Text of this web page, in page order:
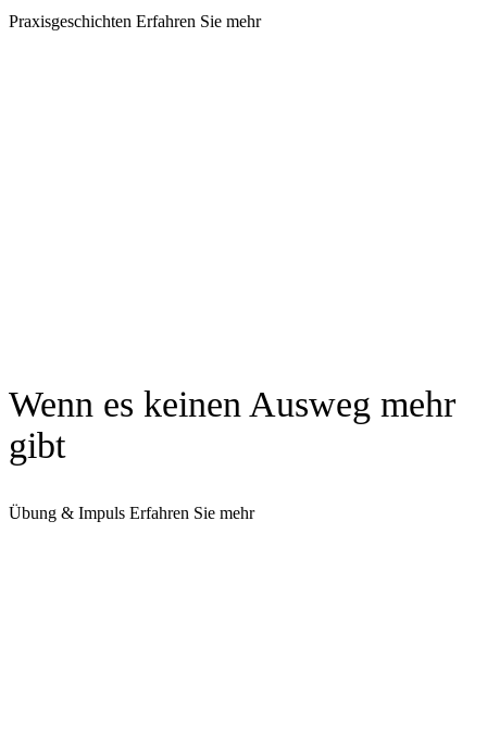
Praxisgeschichten Erfahren Sie mehr
Wenn es keinen Ausweg mehr
gibt
Übung & Impuls Erfahren Sie mehr